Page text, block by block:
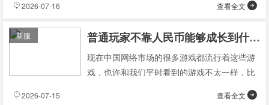
查看全文
2026-07-16
普通玩家不靠人民币能够成长到什么地步
现在中国网络市场的很多游戏都流行着这些游
戏，也许和我们平时看到的游戏不太一样，比
如很多人正在玩的传奇这款游戏，在目前的市
新服
查看全文
2026-07-15